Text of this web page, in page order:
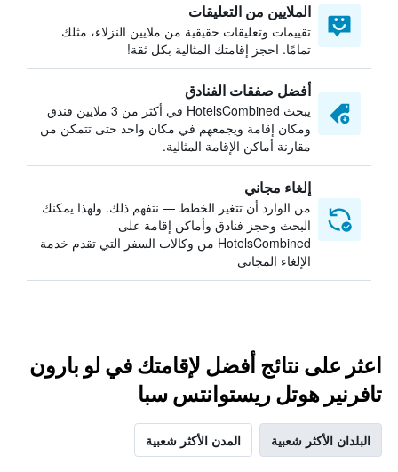
الملايين من التعليقات
تقييمات وتعليقات حقيقية من ملايين النزلاء، مثلك
تمامًا. احجز إقامتك المثالية بكل ثقة!
أفضل صفقات الفنادق
يبحث HotelsCombined في أكثر من 3 ملايين فندق
ومكان إقامة ويجمعهم في مكان واحد حتى تتمكن من
مقارنة أماكن الإقامة المثالية.
إلغاء مجاني
من الوارد أن تتغير الخطط — نتفهم ذلك. ولهذا يمكنك
البحث وحجز فنادق وأماكن إقامة على
HotelsCombined من وكالات السفر التي تقدم خدمة
الإلغاء المجاني
اعثر على نتائج أفضل لإقامتك في لو بارون
تافرنير هوتل ريستوانتس سبا
البلدان الأكثر شعبية المدن الأكثر شعبية